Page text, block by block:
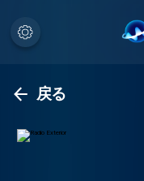
戻る